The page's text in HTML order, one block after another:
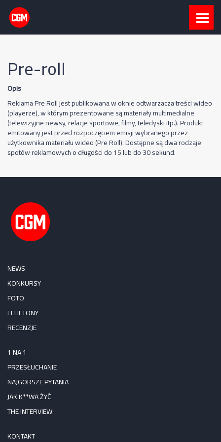
Pre-roll
Opis
Reklama Pre Roll jest publikowana w oknie odtwarzacza treści wideo
(playerze), w którym prezentowane są materiały multimedialne
(telewizyjne newsy, relacje sportowe, filmy, teledyski itp.). Produkt
emitowany jest przed rozpoczęciem emisji wybranego przez
użytkownika materiału wideo (Pre Roll). Dostępne są dwa rodzaje
spotów reklamowych o długości do 15 lub do 30 sekund.
NEWS
KONKURSY
FOTO
FELIETONY
RECENZJE
1 NA 1
PRZESŁUCHANIE
NAJGORSZE PYTANIA
JAK K**WA ŻYĆ
THE INTERVIEW
KONTAKT